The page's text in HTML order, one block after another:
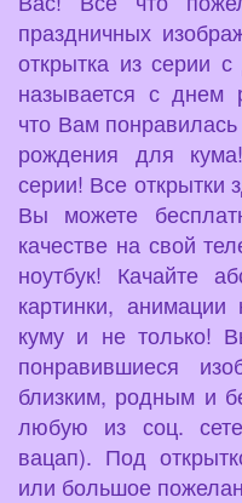
праздничных
открытка из серии
называется с днем
что Вам
рождения для
серии! Все открытки
Вы можете
качестве на свой
ноутбук! Качайте
картинки,
куму и не только!
понравившиеся
близким, родным и
любую из соц.
вацап). Под
или большое